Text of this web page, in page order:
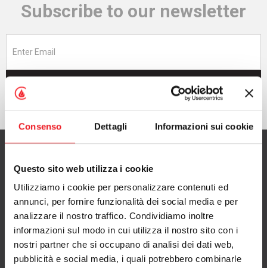
Consenso Dettagli Informazioni sui cookie
Questo sito web utilizza i cookie
Utilizziamo i cookie per personalizzare contenuti ed
annunci, per fornire funzionalità dei social media e per
analizzare il nostro traffico. Condividiamo inoltre
informazioni sul modo in cui utilizza il nostro sito con i
nostri partner che si occupano di analisi dei dati web,
pubblicità e social media, i quali potrebbero combinarle
Subscribe to our newsletter
CAMINETTI MONTEGRAPPA S.p.A.
via A. da Bassano 7/9
36020 Pove del Grappa (VI), Italy